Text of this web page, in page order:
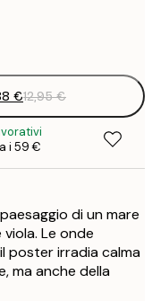
€12,95 €
i 59 €
di un mare
Le onde
poster irradia calma
ma anche della